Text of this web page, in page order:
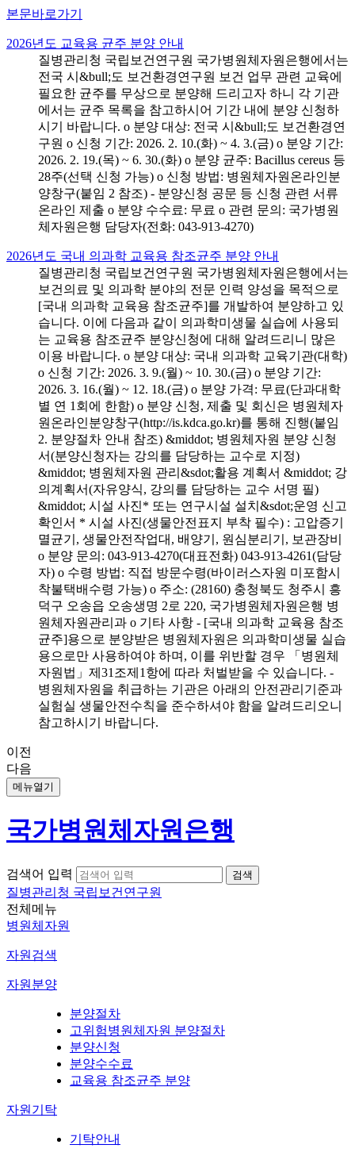
본문바로가기
2026년도 교육용 균주 분양 안내
질병관리청 국립보건연구원 국가병원체자원은행에서는
전국 시&bull;도 보건환경연구원 보건 업무 관련 교육에
필요한 균주를 무상으로 분양해 드리고자 하니 각 기관
에서는 균주 목록을 참고하시어 기간 내에 분양 신청하
시기 바랍니다. o 분양 대상: 전국 시&bull;도 보건환경연
구원 o 신청 기간: 2026. 2. 10.(화) ~ 4. 3.(금) o 분양 기간:
2026. 2. 19.(목) ~ 6. 30.(화) o 분양 균주: Bacillus cereus 등
28주(선택 신청 가능) o 신청 방법: 병원체자원온라인분
양창구(붙임 2 참조) - 분양신청 공문 등 신청 관련 서류
온라인 제출 o 분양 수수료: 무료 o 관련 문의: 국가병원
체자원은행 담당자(전화: 043-913-4270)
2026년도 국내 의과학 교육용 참조균주 분양 안내
질병관리청 국립보건연구원 국가병원체자원은행에서는
보건의료 및 의과학 분야의 전문 인력 양성을 목적으로
[국내 의과학 교육용 참조균주]를 개발하여 분양하고 있
습니다. 이에 다음과 같이 의과학미생물 실습에 사용되
는 교육용 참조균주 분양신청에 대해 알려드리니 많은
이용 바랍니다. o 분양 대상: 국내 의과학 교육기관(대학)
o 신청 기간: 2026. 3. 9.(월) ~ 10. 30.(금) o 분양 기간:
2026. 3. 16.(월) ~ 12. 18.(금) o 분양 가격: 무료(단과대학
별 연 1회에 한함) o 분양 신청, 제출 및 회신은 병원체자
원온라인분양창구(http://is.kdca.go.kr)를 통해 진행(붙임
2. 분양절차 안내 참조) &middot; 병원체자원 분양 신청
서(분양신청자는 강의를 담당하는 교수로 지정)
&middot; 병원체자원 관리&sdot;활용 계획서 &middot; 강
의계획서(자유양식, 강의를 담당하는 교수 서명 필)
&middot; 시설 사진* 또는 연구시설 설치&sdot;운영 신고
확인서 * 시설 사진(생물안전표지 부착 필수) : 고압증기
멸균기, 생물안전작업대, 배양기, 원심분리기, 보관장비
o 분양 문의: 043-913-4270(대표전화) 043-913-4261(담당
자) o 수령 방법: 직접 방문수령(바이러스자원 미포함시
착불택배수령 가능) o 주소: (28160) 충청북도 청주시 흥
덕구 오송읍 오송생명 2로 220, 국가병원체자원은행 병
원체자원관리과 o 기타 사항 - [국내 의과학 교육용 참조
균주]용으로 분양받은 병원체자원은 의과학미생물 실습
용으로만 사용하여야 하며, 이를 위반할 경우 「병원체
자원법」제31조제1항에 따라 처벌받을 수 있습니다. -
병원체자원을 취급하는 기관은 아래의 안전관리기준과
실험실 생물안전수칙을 준수하셔야 함을 알려드리오니
참고하시기 바랍니다.
이전
다음
메뉴열기
국가병원체자원은행
검색어 입력
질병관리청 국립보건연구원
전체메뉴
병원체자원
자원검색
자원분양
분양절차
고위험병원체자원 분양절차
분양신청
분양수수료
교육용 참조균주 분양
자원기탁
기탁안내